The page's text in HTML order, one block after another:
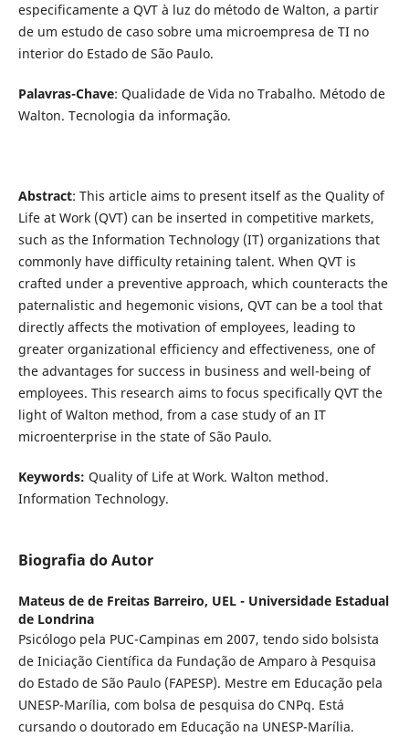
especificamente a QVT à luz do método de Walton, a partir
de um estudo de caso sobre uma microempresa de TI no
interior do Estado de São Paulo.
Palavras-Chave: Qualidade de Vida no Trabalho. Método de
Walton. Tecnologia da informação.
Abstract: This article aims to present itself as the Quality of
Life at Work (QVT) can be inserted in competitive markets,
such as the Information Technology (IT) organizations that
commonly have difficulty retaining talent. When QVT is
crafted under a preventive approach, which counteracts the
paternalistic and hegemonic visions, QVT can be a tool that
directly affects the motivation of employees, leading to
greater organizational efficiency and effectiveness, one of
the advantages for success in business and well-being of
employees. This research aims to focus specifically QVT the
light of Walton method, from a case study of an IT
microenterprise in the state of São Paulo.
Keywords: Quality of Life at Work. Walton method.
Information Technology.
Biografia do Autor
Mateus de de Freitas Barreiro, UEL - Universidade Estadual
de Londrina
Psicólogo pela PUC-Campinas em 2007, tendo sido bolsista
de Iniciação Científica da Fundação de Amparo à Pesquisa
do Estado de São Paulo (FAPESP). Mestre em Educação pela
UNESP-Marília, com bolsa de pesquisa do CNPq. Está
cursando o doutorado em Educação na UNESP-Marília.